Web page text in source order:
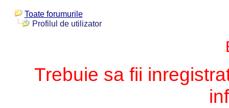
Toate forumurile
Profilul de utilizator
Trebuie sa fii